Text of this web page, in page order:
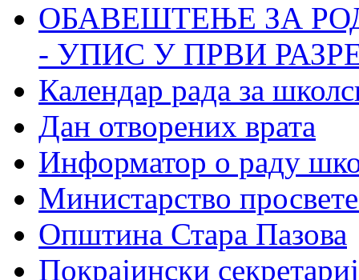
ОБАВЕШТЕЊЕ ЗА
- УПИС У ПРВИ
Календар рада за
Дан отворених врата
Информатор о раду
Министарство
Општина Стара Пазова
Покрајински